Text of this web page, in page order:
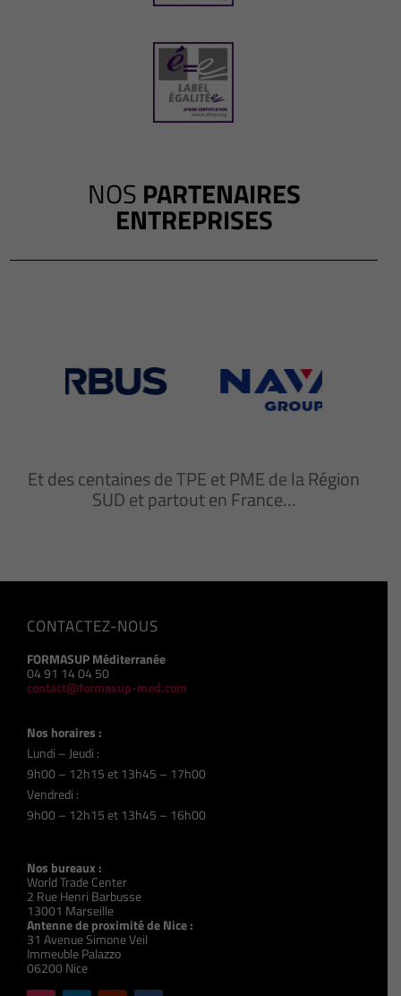
NOS PARTENAIRES
ENTREPRISES
Et des centaines de TPE et PME de la Région
SUD et partout en France…
CONTACTEZ-NOUS
FORMASUP Méditerranée
04 91 14 04 50
contact@formasup-med.com
Nos horaires :
Lundi – Jeudi :
9h00 – 12h15 et 13h45 – 17h00
Vendredi :
9h00 – 12h15 et 13h45 – 16h00
Nos bureaux :
World Trade Center
2 Rue Henri Barbusse
13001 Marseille
Antenne de proximité de Nice :
31 Avenue Simone Veil
Immeuble Palazzo
06200 Nice